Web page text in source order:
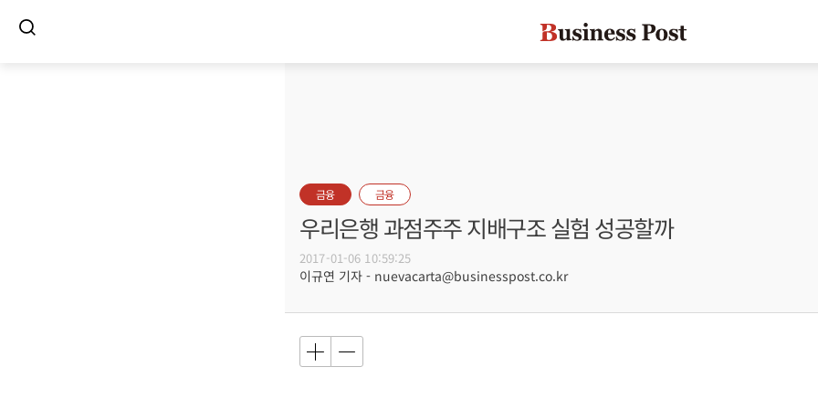
금융 금융
우리은행 과점주주 지배구조 실험 성공할까
2017-01-06 10:59:25
이규연 기자 - nuevacarta@businesspost.co.kr